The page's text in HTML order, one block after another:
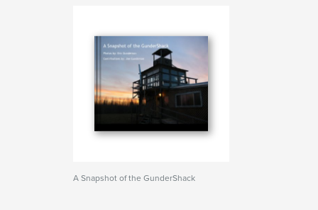
A Snapshot of the GunderShack